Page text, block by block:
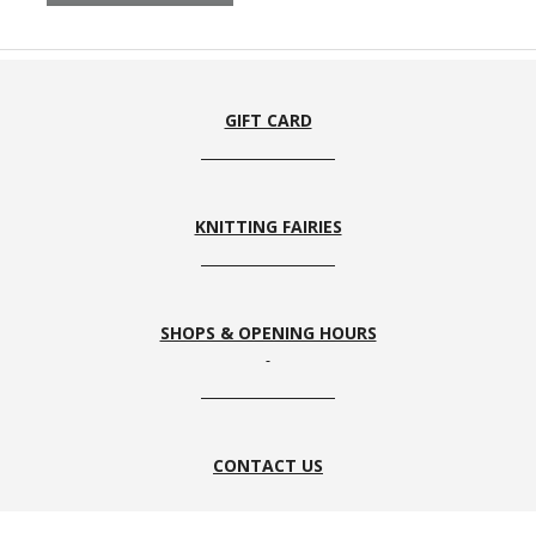
GIFT CARD
KNITTING FAIRIES
SHOPS & OPENING HOURS
CONTACT US